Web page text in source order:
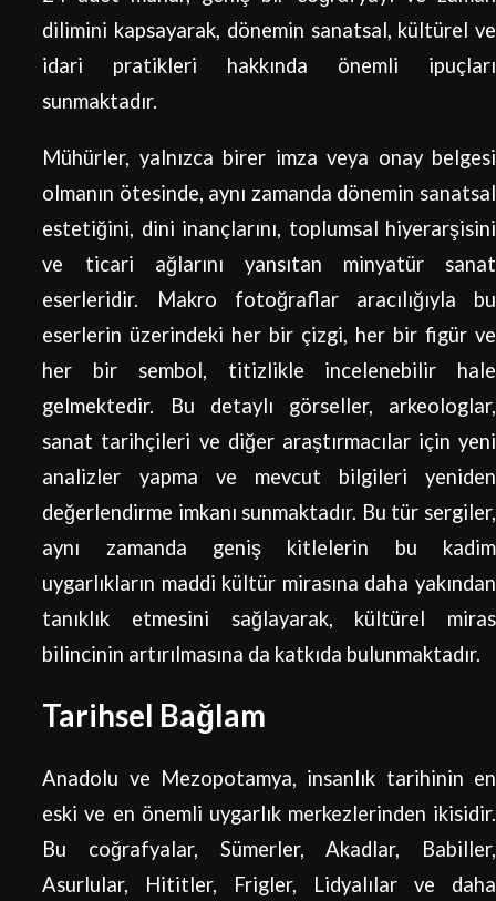
dilimini kapsayarak, dönemin sanatsal, kültürel ve
idari pratikleri hakkında önemli ipuçları
sunmaktadır.
Mühürler, yalnızca birer imza veya onay belgesi
olmanın ötesinde, aynı zamanda dönemin sanatsal
estetiğini, dini inançlarını, toplumsal hiyerarşisini
ve ticari ağlarını yansıtan minyatür sanat
eserleridir. Makro fotoğraflar aracılığıyla bu
eserlerin üzerindeki her bir çizgi, her bir figür ve
her bir sembol, titizlikle incelenebilir hale
gelmektedir. Bu detaylı görseller, arkeologlar,
sanat tarihçileri ve diğer araştırmacılar için yeni
analizler yapma ve mevcut bilgileri yeniden
değerlendirme imkanı sunmaktadır. Bu tür sergiler,
aynı zamanda geniş kitlelerin bu kadim
uygarlıkların maddi kültür mirasına daha yakından
tanıklık etmesini sağlayarak, kültürel miras
bilincinin artırılmasına da katkıda bulunmaktadır.
Tarihsel Bağlam
Anadolu ve Mezopotamya, insanlık tarihinin en
eski ve en önemli uygarlık merkezlerinden ikisidir.
Bu coğrafyalar, Sümerler, Akadlar, Babiller,
Asurlular, Hititler, Frigler, Lidyalılar ve daha